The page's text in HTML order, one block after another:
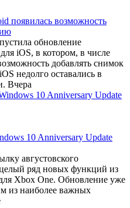
появилась возможность
обновление
iOS, в котором, в числе
добавлять снимок
недолго оставались в
Вчера
10 Anniversary Update
августовского
ряд новых функций из
Xbox One. Обновление уже
из наиболее важных